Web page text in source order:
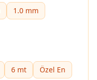
1.0 mm
6 mt Özel En